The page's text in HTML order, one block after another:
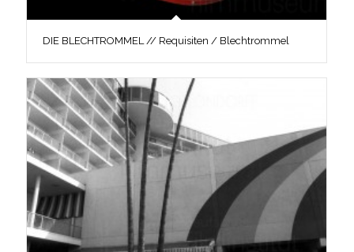
DIE BLECHTROMMEL // Requisiten / Blechtrommel